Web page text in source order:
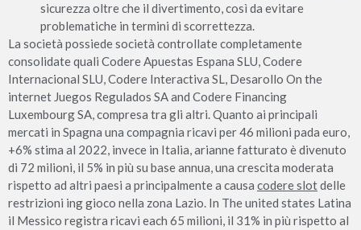
sicurezza oltre che il divertimento, così da evitare
problematiche in termini di scorrettezza.
La società possiede società controllate completamente
consolidate quali Codere Apuestas Espana SLU, Codere
Internacional SLU, Codere Interactiva SL, Desarollo On the
internet Juegos Regulados SA and Codere Financing
Luxembourg SA, compresa tra gli altri. Quanto ai principali
mercati in Spagna una compagnia ricavi per 46 milioni pada euro,
+6% stima al 2022, invece in Italia, arianne fatturato è divenuto
di 72 milioni, il 5% in più su base annua, una crescita moderata
rispetto ad altri paesi a principalmente a causa codere slotdelle
restrizioni ing gioco nella zona Lazio. In The united states Latina
il Messico registra ricavi each 65 milioni, il 31% in più rispetto al